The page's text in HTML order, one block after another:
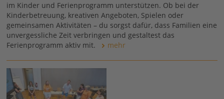
im Kinder und Ferienprogramm unterstützen. Ob bei der
Kinderbetreuung, kreativen Angeboten, Spielen oder
gemeinsamen Aktivitäten – du sorgst dafür, dass Familien eine
unvergessliche Zeit verbringen und gestaltest das
Ferienprogramm aktiv mit.
mehr